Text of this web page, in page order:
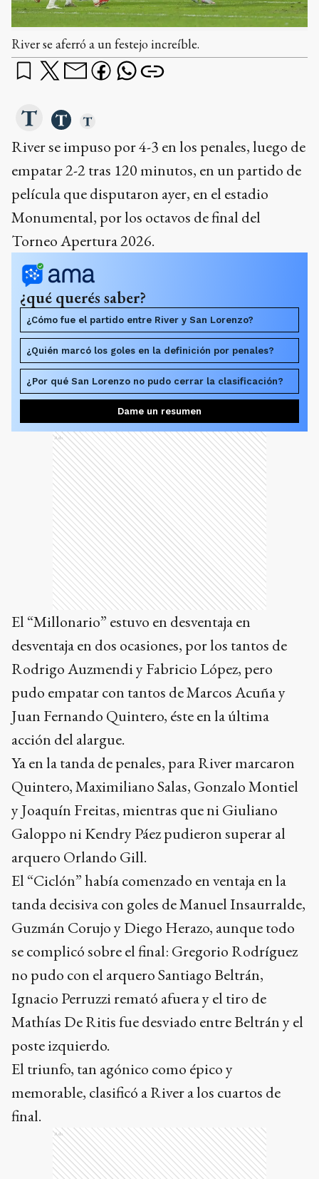
River se aferró a un festejo increíble.
River se impuso por 4-3 en los penales, luego de
empatar 2-2 tras 120 minutos, en un partido de
película que disputaron ayer, en el estadio
Monumental, por los octavos de final del
Torneo Apertura 2026.
¿qué querés saber?
¿Cómo fue el partido entre River y San Lorenzo?
¿Quién marcó los goles en la definición por penales?
¿Por qué San Lorenzo no pudo cerrar la clasificación?
Dame un resumen
Ads
El “Millonario” estuvo en desventaja en
desventaja en dos ocasiones, por los tantos de
Rodrigo Auzmendi y Fabricio López, pero
pudo empatar con tantos de Marcos Acuña y
Juan Fernando Quintero, éste en la última
acción del alargue.
Ya en la tanda de penales, para River marcaron
Quintero, Maximiliano Salas, Gonzalo Montiel
y Joaquín Freitas, mientras que ni Giuliano
Galoppo ni Kendry Páez pudieron superar al
arquero Orlando Gill.
El “Ciclón” había comenzado en ventaja en la
tanda decisiva con goles de Manuel Insaurralde,
Guzmán Corujo y Diego Herazo, aunque todo
se complicó sobre el final: Gregorio Rodríguez
no pudo con el arquero Santiago Beltrán,
Ignacio Perruzzi remató afuera y el tiro de
Mathías De Ritis fue desviado entre Beltrán y el
poste izquierdo.
El triunfo, tan agónico como épico y
memorable, clasificó a River a los cuartos de
final.
Ads